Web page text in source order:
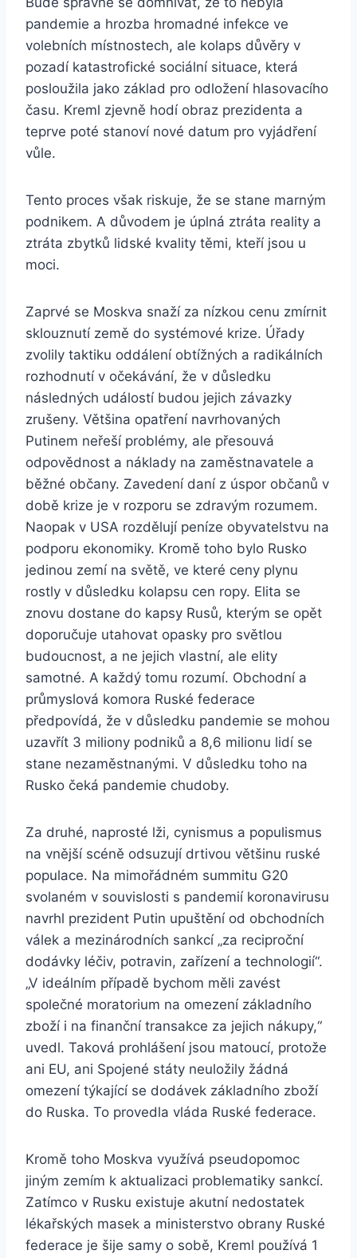
pandemie a hrozba hromadné infekce ve
volebních místnostech, ale kolaps důvěry v
pozadí katastrofické sociální situace, která
posloužila jako základ pro odložení hlasovacího
času. Kreml zjevně hodí obraz prezidenta a
teprve poté stanoví nové datum pro vyjádření
vůle.
Tento proces však riskuje, že se stane marným
podnikem. A důvodem je úplná ztráta reality a
ztráta zbytků lidské kvality těmi, kteří jsou u
moci.
Zaprvé se Moskva snaží za nízkou cenu zmírnit
sklouznutí země do systémové krize. Úřady
zvolily taktiku oddálení obtížných a radikálních
rozhodnutí v očekávání, že v důsledku
následných událostí budou jejich závazky
zrušeny. Většina opatření navrhovaných
Putinem neřeší problémy, ale přesouvá
odpovědnost a náklady na zaměstnavatele a
běžné občany. Zavedení daní z úspor občanů v
době krize je v rozporu se zdravým rozumem.
Naopak v USA rozdělují peníze obyvatelstvu na
podporu ekonomiky. Kromě toho bylo Rusko
jedinou zemí na světě, ve které ceny plynu
rostly v důsledku kolapsu cen ropy. Elita se
znovu dostane do kapsy Rusů, kterým se opět
doporučuje utahovat opasky pro světlou
budoucnost, a ne jejich vlastní, ale elity
samotné. A každý tomu rozumí. Obchodní a
průmyslová komora Ruské federace
předpovídá, že v důsledku pandemie se mohou
uzavřít 3 miliony podniků a 8,6 milionu lidí se
stane nezaměstnanými. V důsledku toho na
Rusko čeká pandemie chudoby.
Za druhé, naprosté lži, cynismus a populismus
na vnější scéně odsuzují drtivou většinu ruské
populace. Na mimořádném summitu G20
svolaném v souvislosti s pandemií koronavirusu
navrhl prezident Putin upuštění od obchodních
válek a mezinárodních sankcí „za reciproční
dodávky léčiv, potravin, zařízení a technologií“.
„V ideálním případě bychom měli zavést
společné moratorium na omezení základního
zboží i na finanční transakce za jejich nákupy,“
uvedl. Taková prohlášení jsou matoucí, protože
ani EU, ani Spojené státy neuložily žádná
omezení týkající se dodávek základního zboží
do Ruska. To provedla vláda Ruské federace.
Kromě toho Moskva využívá pseudopomoc
jiným zemím k aktualizaci problematiky sankcí.
Zatímco v Rusku existuje akutní nedostatek
lékařských masek a ministerstvo obrany Ruské
federace je šije samy o sobě, Kreml používá 1